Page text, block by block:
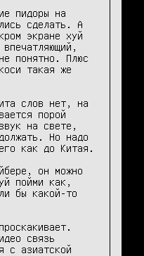
пидоры на
сделать. А
экране хуй
понятно. Плюс
такая же
слов нет, на
порой
на свете,
Но надо
как до Китая.
он можно
пойми как,
бы какой-то
связь
с азиатской